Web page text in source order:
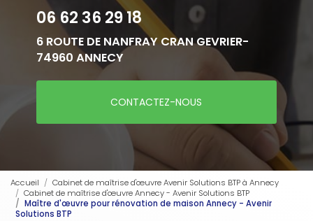
06 62 36 29 18
6 ROUTE DE NANFRAY CRAN GEVRIER-
74960 ANNECY
CONTACTEZ-NOUS
Accueil
Cabinet de maîtrise d'œuvre Avenir Solutions BTP à Annecy
Cabinet de maîtrise d'œuvre Annecy - Avenir Solutions BTP
Maître d'œuvre pour rénovation de maison Annecy - Avenir
Solutions BTP